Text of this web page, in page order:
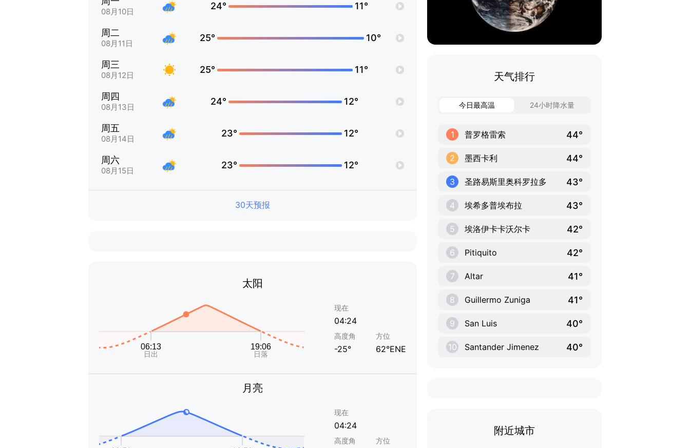
08月10日
24° 11°
周二
08月11日
25° 10°
周三
08月12日
25° 11°
周四
08月13日
24° 12°
周五
08月14日
23° 12°
周六
08月15日
23° 12°
30天预报
太阳
现在
04:24
高度角
-25°
方位
62°ENE
月亮
现在
04:24
高度角 方位
天气排行
今日最高温 24小时降水量
1 普罗格雷索 44°
2 墨西卡利 44°
3 圣路易斯里奥科罗拉多 43°
4 埃希多普埃布拉 43°
5 埃洛伊卡卡沃尔卡 42°
6 Pitiquito 42°
7 Altar 41°
8 Guillermo Zuniga 41°
9 San Luis 40°
10 Santander Jimenez 40°
附近城市